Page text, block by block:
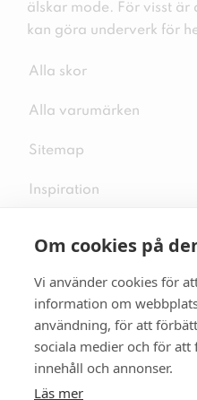
Om cookies på
Vi använder cookies för
information om
användning, för att
sociala medier och för att
innehåll och annonser.
Läs mer
älskar mode. För visst är
kan göra underverk för
Alla skor
Alla varumärken
Sitemap
Inspiration
Följ oss på sociala medier
Se mer skor: